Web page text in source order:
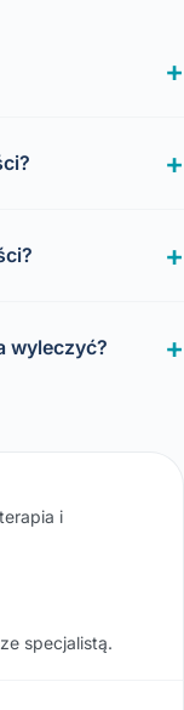
wyleczyć?
i
specjalistą.